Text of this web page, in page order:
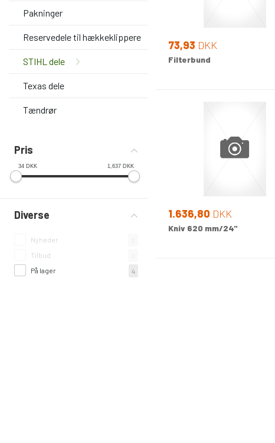
Pakninger
Reservedele til hækkeklippere
STIHL dele
Texas dele
Tændrør
73,93 DKK
Filterbund
1.636,80 DKK
Kniv 620 mm/24"
Pris
34 DKK 1,637 DKK
Diverse
Nyheder
Tilbud
På lager
4